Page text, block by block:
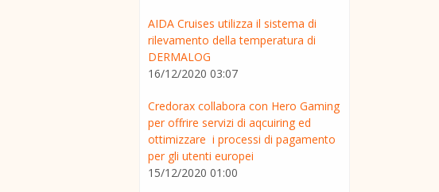
AIDA Cruises utilizza il sistema di
rilevamento della temperatura di
DERMALOG
16/12/2020 03:07
Credorax collabora con Hero Gaming
per offrire servizi di aqcuiring ed
ottimizzare i processi di pagamento
per gli utenti europei
15/12/2020 01:00